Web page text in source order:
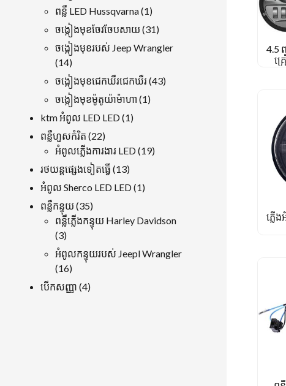
4.5
គ្
ភ្លើ
ផលិតផល
ពន្លឺ LED Hussqvarna 11
ផលិតផល
ចង្កៀងមុខចែវចែបសាយ 3131
ផលិតផល
ចង្កៀងមុខរបស់ Jeep Wrangler
1414
ផលិតផល
ចង្កៀងមុខជេកឃឺរជេកឃឺរ 4343
ចង្កៀងមុខម៉ូតូយ៉ាម៉ាហា 11
ktm អំពូល LED LED 11
ពន្លឺហួសកំរិត 2222
ផលិតផល
អំពូលភ្លើងការងារ LED 1919
រថយន្តផ្សេងទៀតធ្វើ 1313
ផលិតផល
អំពូល Sherco LED LED 11
ពន្លឺកន្ទុយ 3535
ផលិតផល
ពន្លឺភ្លើងកន្ទុយ Harley Davidson
33
ផលិតផល
អំពូលកន្ទុយរបស់ Jeepl Wrangler
1616
ផលិតផល
បើកសញ្ញា 44